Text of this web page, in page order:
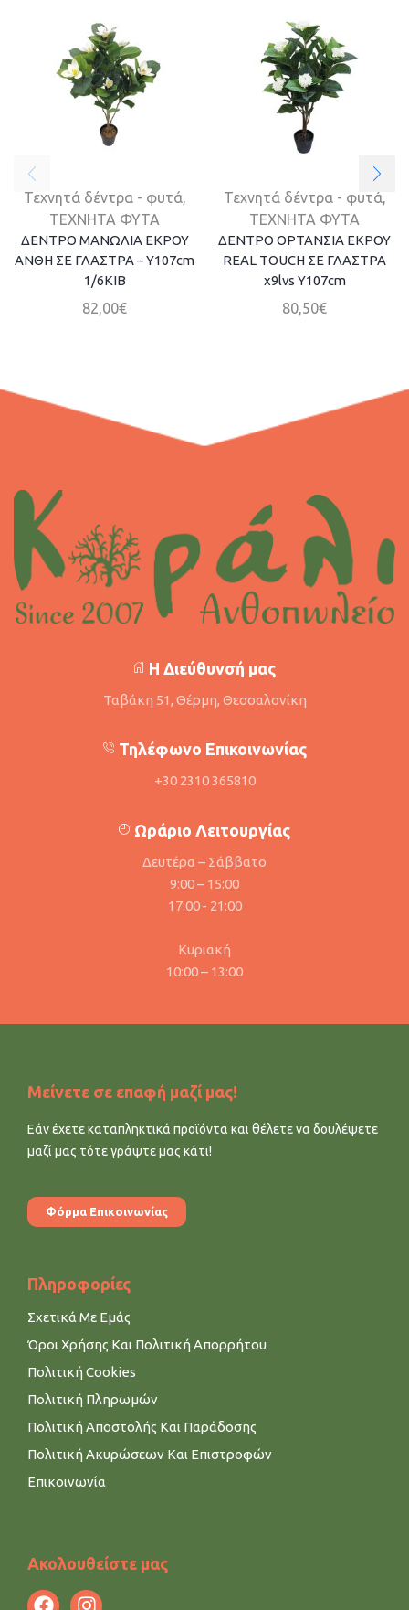
Τεχνητά δέντρα - φυτά,
ΤΕΧΝΗΤΑ ΦΥΤΑ
ΔΕΝΤΡΟ ΜΑΝΩΛΙΑ ΕΚΡΟΥ
ΑΝΘΗ ΣΕ ΓΛΑΣΤΡΑ – Y107cm
1/6KIB
82,00€
Τεχνητά δέντρα - φυτά,
ΤΕΧΝΗΤΑ ΦΥΤΑ
ΔΕΝΤΡΟ ΟΡΤΑΝΣΙΑ ΕΚΡΟΥ
REAL TOUCH ΣΕ ΓΛΑΣΤΡΑ
x9lvs Y107cm
80,50€
Η Διεύθυνσή μας
Ταβάκη 51, Θέρμη, Θεσσαλονίκη
Τηλέφωνο Επικοινωνίας
+30 2310 365810
Ωράριο Λειτουργίας
Δευτέρα – Σάββατο
9:00 – 15:00
17:00 - 21:00
Κυριακή
10:00 – 13:00
Μείνετε σε επαφή μαζί μας!
Εάν έχετε καταπληκτικά προϊόντα και θέλετε να δουλέψετε
μαζί μας τότε γράψτε μας κάτι!
Φόρμα Επικοινωνίας
Πληροφορίες
Σχετικά Με Εμάς
Όροι Χρήσης Και Πολιτική Απορρήτου
Πολιτική Cookies
Πολιτική Πληρωμών
Πολιτική Αποστολής Και Παράδοσης
Πολιτική Ακυρώσεων Και Επιστροφών
Επικοινωνία
Ακολουθείστε μας